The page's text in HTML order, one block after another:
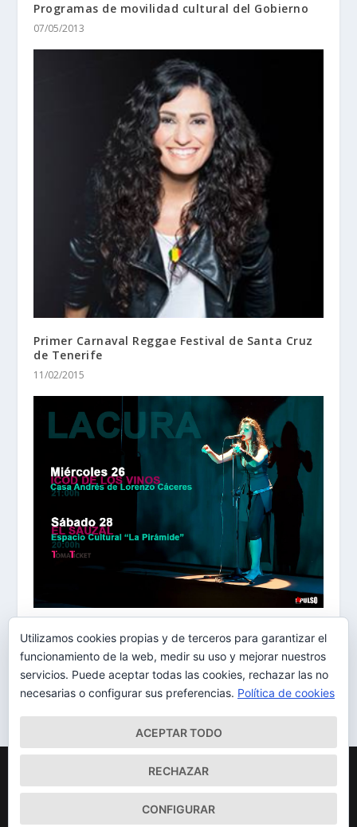
Programas de movilidad cultural del Gobierno
07/05/2013
Primer Carnaval Reggae Festival de Santa Cruz
de Tenerife
11/02/2015
Bibiana Monje presenta ‘LACURA’ en Icod y El
Sauzal
25/04/2017
Elegant Themes| Desarrollado por
Mapa del Sitio Aviso Legal
Política de cookies
Quiénes somos
Utilizamos cookies propias y de terceros para garantizar el
funcionamiento de la web, medir su uso y mejorar nuestros
servicios. Puede aceptar todas las cookies, rechazar las no
necesarias o configurar sus preferencias. Política de cookies
ACEPTAR TODO
RECHAZAR
CONFIGURAR